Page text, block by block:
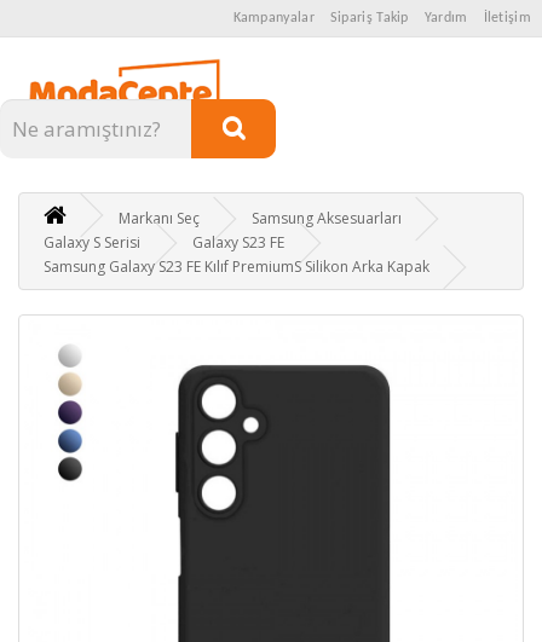
Kampanyalar Sipariş Takip Yardım İletişim
Kategoriler
Markanı Seç
Samsung Aksesuarları
Galaxy S Serisi
Galaxy S23 FE
Samsung Galaxy S23 FE Kılıf PremiumS Silikon Arka Kapak